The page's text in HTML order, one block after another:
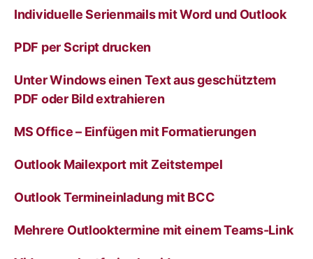
t
v
Individuelle Serienmails mit Word und Outlook
PDF per Script drucken
Unter Windows einen Text aus geschütztem
PDF oder Bild extrahieren
MS Office – Einfügen mit Formatierungen
Outlook Mailexport mit Zeitstempel
Outlook Termineinladung mit BCC
Mehrere Outlooktermine mit einem Teams-Link